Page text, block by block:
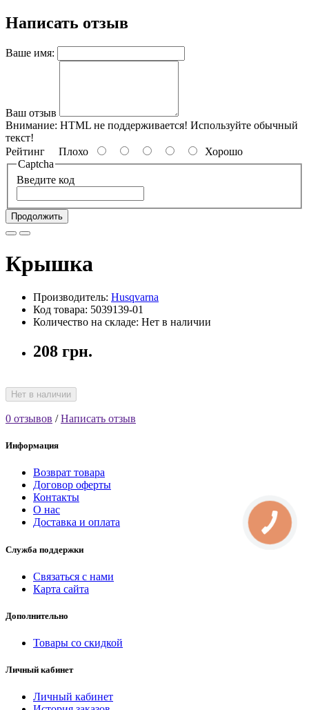
Написать отзыв
Ваше имя:
Ваш отзыв
Внимание: HTML не поддерживается! Используйте обычный
текст!
Рейтинг Плохо
Хорошо
Captcha
Введите код
Продолжить
Крышка
Производитель: Husqvarna
Код товара: 5039139-01
Количество на складе: Нет в наличии
208 грн.
Нет в наличии
0 отзывов /Написать отзыв
Информация
Возврат товара
Договор оферты
Контакты
О нас
Доставка и оплата
Служба поддержки
Связаться с нами
Карта сайта
Дополнительно
Товары со скидкой
Личный кабинет
Личный кабинет